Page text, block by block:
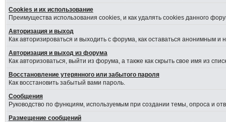
Cookies и их использование
Преимущества использования cookies, и как удалять cookies данного
Авторизация и выход
Как авторизироваться и выходить с форума, как оставаться анонимным
Авторизация и выход из форума
Как авторизоваться, выйти из форума, а также как скрыть свое имя из
Восстановление утерянного или забытого пароля
Как восстановить забытый вами пароль.
Сообщения
Руководство по функциям, используемым при создании темы, опроса и
Размещение сообщений